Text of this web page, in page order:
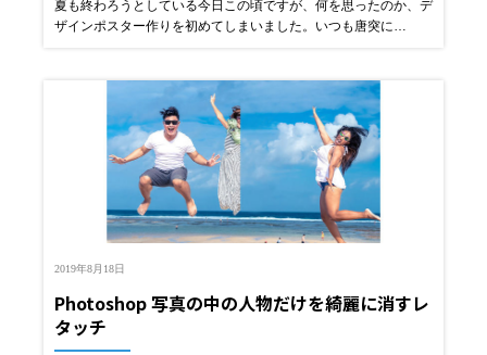
夏も終わろうとしている今日この頃ですが、何を思ったのか、デ
ザインポスター作りを初めてしまいました。いつも唐突に…
2019年8月18日
Photoshop 写真の中の人物だけを綺麗に消すレ
タッチ